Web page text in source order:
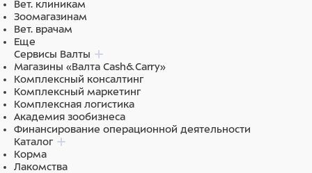
Вет. клиникам
Зоомагазинам
Вет. врачам
Еще
Сервисы Валты
Магазины «Валта Cash&Carry»
Комплексный консалтинг
Комплексный маркетинг
Комплексная логистика
Академия зообизнеса
Финансирование операционной деятельности
Каталог
Корма
Лакомства